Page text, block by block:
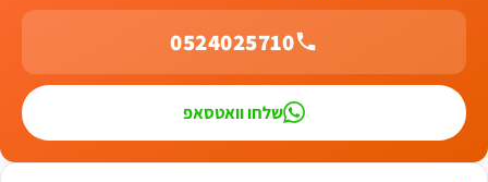
0524025710
שלחו וואטסאפ